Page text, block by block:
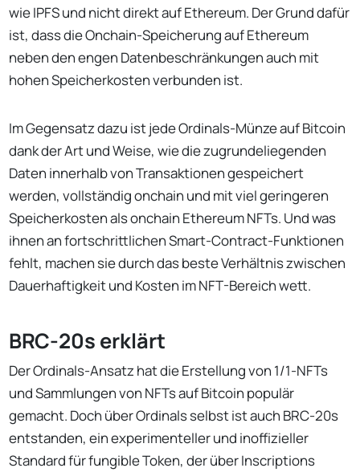
wie IPFS und nicht direkt auf Ethereum. Der Grund dafür
ist, dass die Onchain-Speicherung auf Ethereum
neben den engen Datenbeschränkungen auch mit
hohen Speicherkosten verbunden ist.
Im Gegensatz dazu ist jede Ordinals-Münze auf Bitcoin
dank der Art und Weise, wie die zugrundeliegenden
Daten innerhalb von Transaktionen gespeichert
werden, vollständig onchain und mit viel geringeren
Speicherkosten als onchain Ethereum NFTs. Und was
ihnen an fortschrittlichen Smart-Contract-Funktionen
fehlt, machen sie durch das beste Verhältnis zwischen
Dauerhaftigkeit und Kosten im NFT-Bereich wett.
BRC-20s erklärt
Der Ordinals-Ansatz hat die Erstellung von 1/1-NFTs
und Sammlungen von NFTs auf Bitcoin populär
gemacht. Doch über Ordinals selbst ist auch BRC-20s
entstanden, ein experimenteller und inoffizieller
Standard für fungible Token, der über Inscriptions